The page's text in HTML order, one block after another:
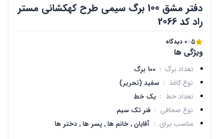
دفتر مشق 100 برگ سیمی طرح کهکشانی مستر
راد کد 2066
5 0 دیدگاه
ویژگی ها
تعداد برگ : 100 برگ
نوع کاغذ : سفید (تحریر)
تعداد خط : یک خط
نوع صحافی : فنر تک سیم
مناسب برای : آقایان ,خانم ها ,پسر ها , دختر ها